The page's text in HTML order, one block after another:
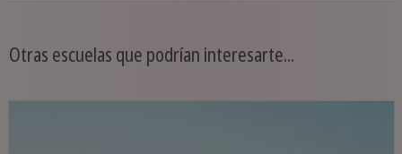
Otras escuelas que podrían interesarte...